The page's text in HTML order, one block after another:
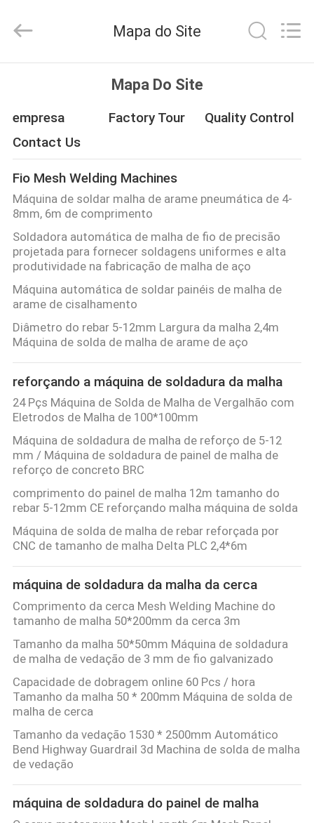
PRODUTOS
MOSTRA
DE
VR
SOBRE
NÓS
EXCURSÃO
DA
FÁBRICA
CONTROLE
DA
QUALIDADE
CONTACTE-
NOS
PEÇA
UMAS
CITAÇÕES
MAPA
DO
SITE
PRIVACY
POLICY
Mesh
Products
All
Mapa do Site
Mapa Do Site
empresa Factory Tour
Quality Control
Contact Us
Fio Mesh Welding Machines
Máquina de soldar malha de arame pneumática de 4-
8mm, 6m de comprimento
Soldadora automática de malha de fio de precisão
projetada para fornecer soldagens uniformes e alta
produtividade na fabricação de malha de aço
Máquina automática de soldar painéis de malha de
arame de cisalhamento
Diâmetro do rebar 5-12mm Largura da malha 2,4m
Máquina de solda de malha de arame de aço
reforçando a máquina de soldadura da malha
24 Pçs Máquina de Solda de Malha de Vergalhão com
Eletrodos de Malha de 100*100mm
Máquina de soldadura de malha de reforço de 5-12
mm / Máquina de soldadura de painel de malha de
reforço de concreto BRC
comprimento do painel de malha 12m tamanho do
rebar 5-12mm CE reforçando malha máquina de solda
Máquina de solda de malha de rebar reforçada por
CNC de tamanho de malha Delta PLC 2,4*6m
máquina de soldadura da malha da cerca
Comprimento da cerca Mesh Welding Machine do
tamanho de malha 50*200mm da cerca 3m
Tamanho da malha 50*50mm Máquina de soldadura
de malha de vedação de 3 mm de fio galvanizado
Capacidade de dobragem online 60 Pcs / hora
Tamanho da malha 50 * 200mm Máquina de solda de
malha de cerca
Tamanho da vedação 1530 * 2500mm Automático
Bend Highway Guardrail 3d Machina de solda de malha
de vedação
máquina de soldadura do painel de malha